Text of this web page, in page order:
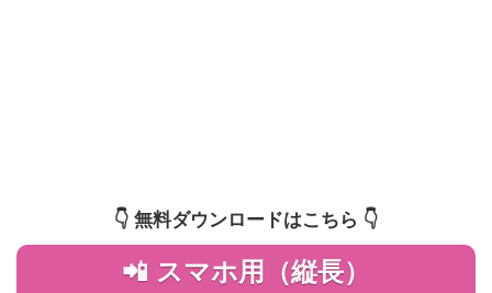
👇️ 無料ダウンロードはこちら 👇️
📲 スマホ用（縦長）